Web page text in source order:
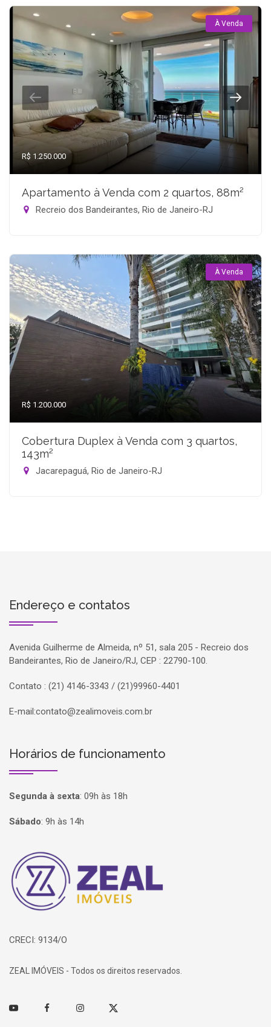
À Venda
R$ 1.250.000
Apartamento à Venda com 2 quartos, 88m²
Recreio dos Bandeirantes, Rio de Janeiro-RJ
À Venda
R$ 1.200.000
Cobertura Duplex à Venda com 3 quartos,
143m²
Jacarepaguá, Rio de Janeiro-RJ
Endereço e contatos
Avenida Guilherme de Almeida, nº 51, sala 205 - Recreio dos
Bandeirantes, Rio de Janeiro/RJ, CEP : 22790-100.
Contato : (21) 4146-3343 / (21)99960-4401
E-mail:contato@zealimoveis.com.br
Horários de funcionamento
Segunda à sexta: 09h às 18h
Sábado: 9h às 14h
Página inicial
CRECI: 9134/O
ZEAL IMÓVEIS - Todos os direitos reservados.
Youtube FacebookInstagramTwitter